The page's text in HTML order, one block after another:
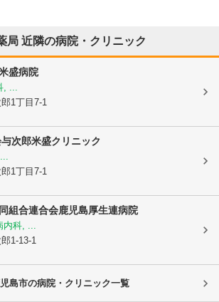
局 近隣の病院・クリニック
盛病院
, ...
1丁目7-1
与次郎米盛クリニック
1丁目7-1
組合連合会鹿児島厚生連病院
内科, ...
1-13-1
島市の病院・クリニック一覧